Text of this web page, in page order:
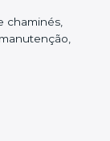
chaminés,